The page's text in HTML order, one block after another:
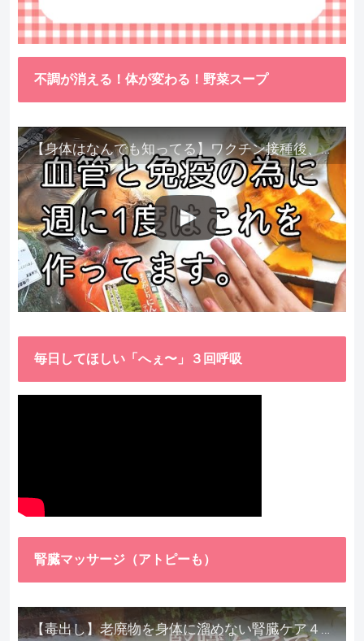
不調が消える！体が変わる！野菜スープ
【身体はなんでも知ってる】ワクチン接種後、異常に食べたくなった野菜が細胞回復に貢献してくれました。
毎日してほしい「へぇ〜」３回呼吸
腎臓マッサージ（アトピーも）
【毒出し】老廃物を身体に溜めない腎臓ケア４種をご紹介します。